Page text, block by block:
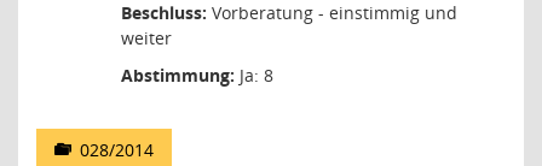
Beschluss: Vorberatung - einstimmig und
weiter
Abstimmung: Ja: 8
028/2014